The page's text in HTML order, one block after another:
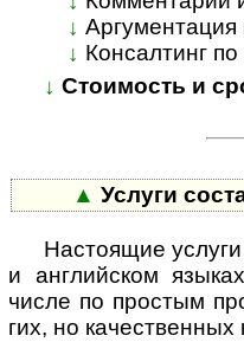
↓ Аргументация
↓ Консалтинг
↓ Стоимость и
▲ Услуги
Настоящие
и ан­г­лий­ском
числе по простым
гих, но